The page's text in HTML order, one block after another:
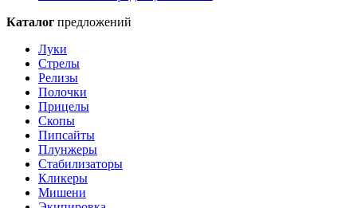
Каталог предложений
Луки
Стрелы
Релизы
Полочки
Прицелы
Скопы
Пипсайты
Плунжеры
Стабилизаторы
Кликеры
Мишени